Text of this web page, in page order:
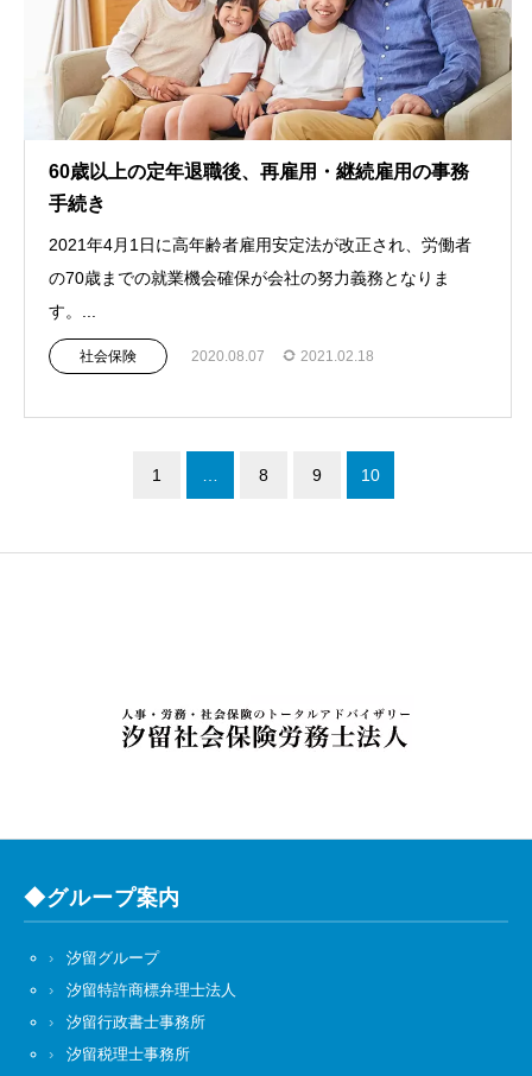
60歳以上の定年退職後、再雇用・継続雇用の事務
手続き
2021年4月1日に高年齢者雇用安定法が改正され、労働者
の70歳までの就業機会確保が会社の努力義務となりま
す。...
社会保険 2020.08.07 2021.02.18
1 8 9 10
◆グループ案内
汐留グループ
汐留特許商標弁理士法人
汐留行政書士事務所
汐留税理士事務所